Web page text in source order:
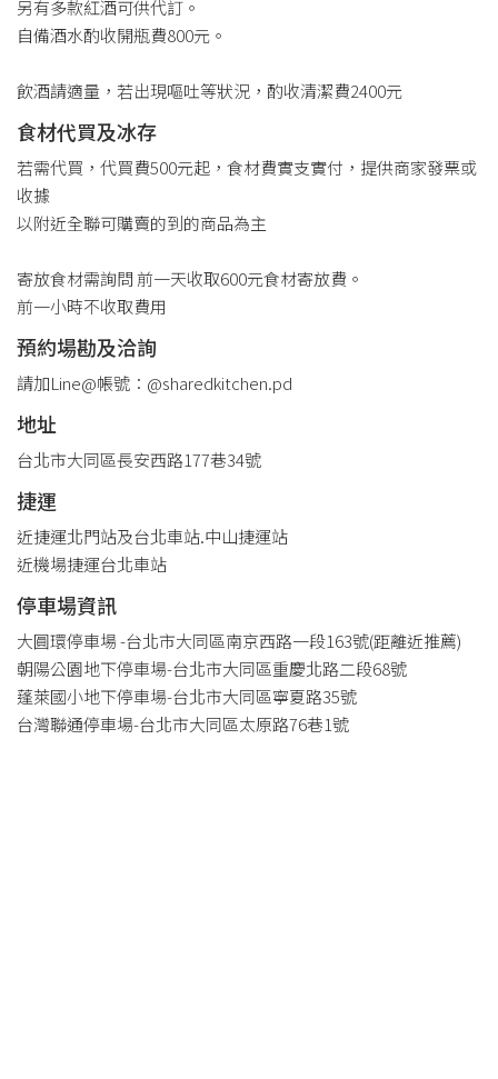
另有多款紅酒可供代訂。
自備酒水酌收開瓶費800元。
飲酒請適量，若出現嘔吐等狀況，酌收清潔費2400元
食材代買及冰存
若需代買，代買費500元起，食材費實支實付，提供商家發票或
收據
以附近全聯可購賣的到的商品為主
寄放食材需詢問 前一天收取600元食材寄放費。
前一小時不收取費用
預約場勘及洽詢
請加Line@帳號：@sharedkitchen.pd
地址
台北市大同區長安西路177巷34號
捷運
近捷運北門站及台北車站.中山捷運站
近機場捷運台北車站
停車場資訊
大圓環停車場 -台北市大同區南京西路一段163號(距離近推薦)
朝陽公園地下停車場-台北市大同區重慶北路二段68號
蓬萊國小地下停車場-台北市大同區寧夏路35號
台灣聯通停車場-台北市大同區太原路76巷1號